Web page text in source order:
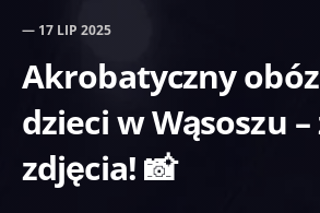
— 17 LIP 2025
Akrobatyczny
dzieci w Wąsoszu –
zdjęcia! 📸